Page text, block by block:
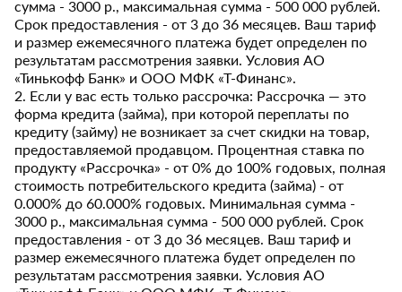
сумма - 3000 р., максимальная сумма - 500 000 рублей.
Срок предоставления - от 3 до 36 месяцев. Ваш тариф
и размер ежемесячного платежа будет определен по
результатам рассмотрения заявки. Условия АО
«Тинькофф Банк» и ООО МФК «Т-Финанс».
2. Если у вас есть только рассрочка: Рассрочка — это
форма кредита (займа), при которой переплаты по
кредиту (займу) не возникает за счет скидки на товар,
предоставляемой продавцом. Процентная ставка по
продукту «Рассрочка» - от 0% до 100% годовых, полная
стоимость потребительского кредита (займа) - от
0.000% до 60.000% годовых. Минимальная сумма -
3000 р., максимальная сумма - 500 000 рублей. Срок
предоставления - от 3 до 36 месяцев. Ваш тариф и
размер ежемесячного платежа будет определен по
результатам рассмотрения заявки. Условия АО